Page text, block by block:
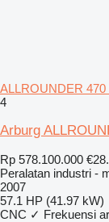
ALLROUNDER
4
Arburg
Rp 578.100.000
Peralatan industri -
2007
57.1 HP (41.97 kW)
CNC ✓ Frekuensi